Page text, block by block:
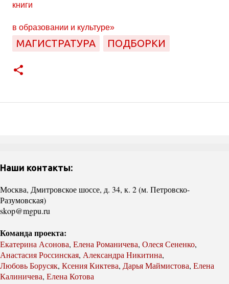
книги
в образовании и культуре»
МАГИСТРАТУРА ПОДБОРКИ
Наши контакты:
Москва, Дмитровское шоссе, д. 34, к. 2 (м. Петровско-
Разумовская)
skop@mgpu.ru
Команда проекта:
Екатерина Асонова, Елена Романичева, Олеся Сененко,
Анастасия Россинская, Александра Никитина,
Любовь Борусяк, Ксения Киктева, Дарья Маймистова, Елена
Калиничева, Елена Котова